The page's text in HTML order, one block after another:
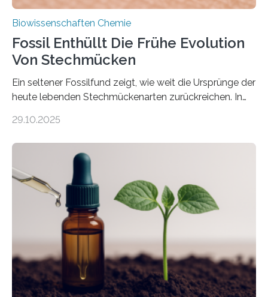
Biowissenschaften Chemie
Fossil Enthüllt Die Frühe Evolution
Von Stechmücken
Ein seltener Fossilfund zeigt, wie weit die Ursprünge der
heute lebenden Stechmückenarten zurückreichen. In
Forschende die bisher älteste bekannte Stechmücken-
Region Kachin in Myanmar und hat sich in
ausgezeichnetem Zustand erhalten. Es konnte als neue
Art einer neuen Gattung beschrieben werden und trägt
nun den Namen Cretosabethes primaevus. Dieser erste
fossile Nachweis einer Stechmückenlarve in Bernstein
stellt gleichzeitig den ersten Fossilfund einer
Mückenlarve aus dem Mesozoikum dar, denn…
29.10.2025